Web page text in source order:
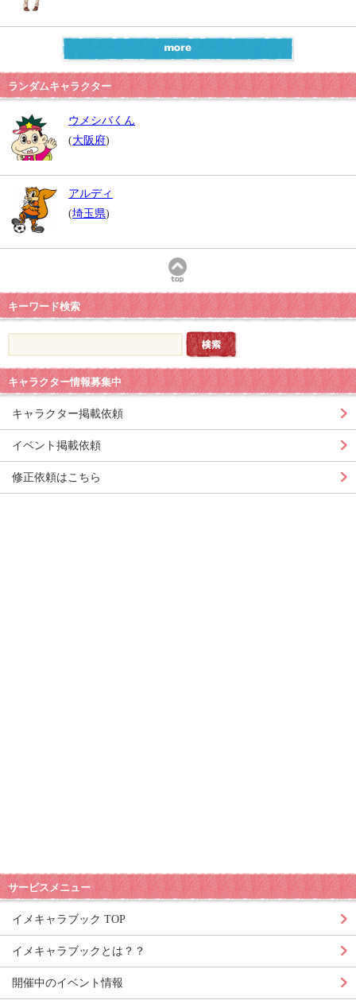
ランダムキャラクター
ウメシバくん
(大阪府)
アルディ
(埼玉県)
キーワード検索
キャラクター情報募集中
キャラクター掲載依頼
イベント掲載依頼
修正依頼はこちら
サービスメニュー
イメキャラブック TOP
イメキャラブックとは？？
開催中のイベント情報